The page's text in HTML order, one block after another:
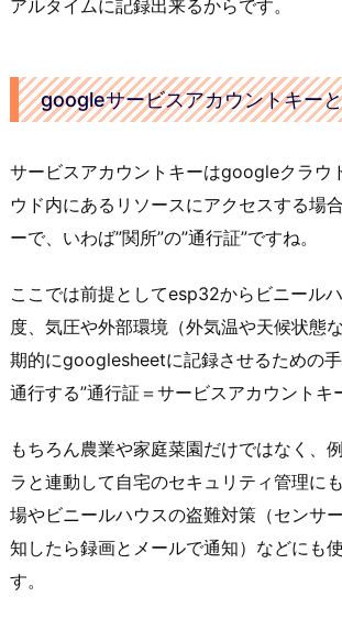
アルタイムに記録出来るからです。
googleサービスアカウントキー
サービスアカウントキーはgoogleクラウ
ウド内にあるリソースにアクセスする場
ーで、いわば”関所”の”通行証”ですね。
ここでは前提としてesp32からビニール
度、気圧や外部環境（外気温や天候状態
期的にgooglesheetに記録させるための手
通行する”通行証＝サービスアカウントキ
もちろん農業や家庭菜園だけではなく、
ラと連動して自宅のセキュリティ管理に
場やビニールハウスの盗難対策（センサ
知したら録画とメールで通知）などにも
す。